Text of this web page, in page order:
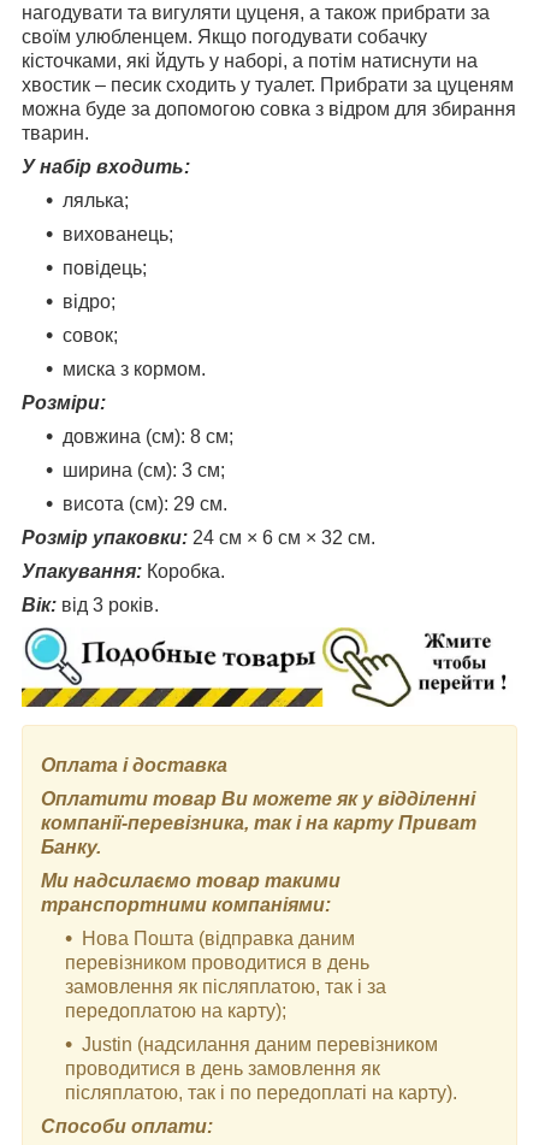
нагодувати та вигуляти цуценя, а також прибрати за
своїм улюбленцем. Якщо погодувати собачку
кісточками, які йдуть у наборі, а потім натиснути на
хвостик – песик сходить у туалет. Прибрати за цуценям
можна буде за допомогою совка з відром для збирання
тварин.
У набір входить:
лялька;
вихованець;
повідець;
відро;
совок;
миска з кормом.
Розміри:
довжина (см): 8 см;
ширина (см): 3 см;
висота (см): 29 см.
Розмір упаковки: 24 см × 6 см × 32 см.
Упакування: Коробка.
Вік: від 3 років.
Оплата і доставка
Оплатити товар Ви можете як у відділенні
компанії-перевізника, так і на карту Приват
Банку.
Ми надсилаємо товар такими
транспортними компаніями:
Нова Пошта (відправка даним
перевізником проводитися в день
замовлення як післяплатою, так і за
передоплатою на карту);
Justin (надсилання даним перевізником
проводитися в день замовлення як
післяплатою, так і по передоплаті на карту).
Способи оплати: